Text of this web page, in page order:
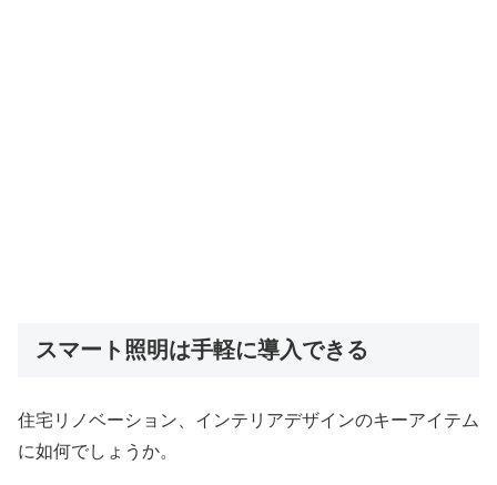
スマート照明は手軽に導入できる
住宅リノベーション、インテリアデザインのキーアイテム
に如何でしょうか。